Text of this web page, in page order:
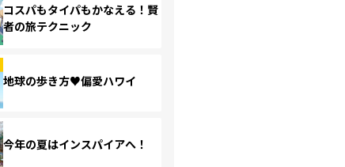
コスパもタイパもかなえる！賢
者の旅テクニック
地球の歩き方♥偏愛ハワイ
今年の夏はインスパイアへ！